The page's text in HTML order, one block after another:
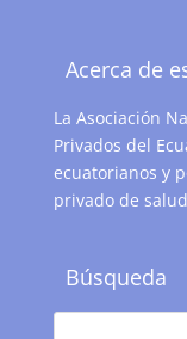
Acerca de
La Asociación
Privados del
ecuatorianos y
privado de
Búsqueda